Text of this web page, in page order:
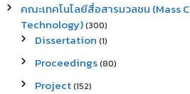
คณะเทคโนโลยีสื่อสารมวลชน (Mass
Technology)(300)
Dissertation (1)
Proceedings(80)
Project(152)